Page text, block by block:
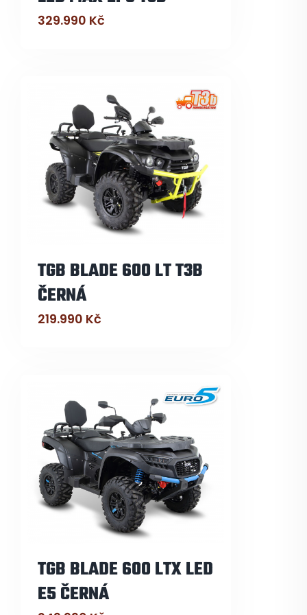
329.990 Kč
TGB BLADE 600 LT T3B
ČERNÁ
219.990 Kč
TGB BLADE 600 LTX LED
E5 ČERNÁ